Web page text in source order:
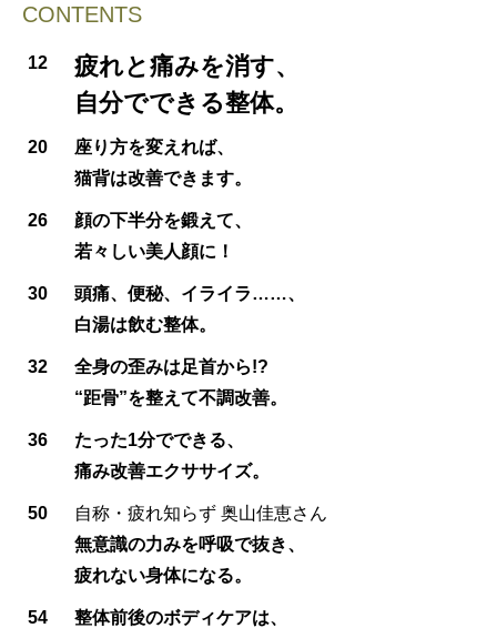
CONTENTS
12
疲れと痛みを消す、
自分でできる整体。
20
座り方を変えれば、
猫背は改善できます。
26
顔の下半分を鍛えて、
若々しい美人顔に！
30
頭痛、便秘、イライラ……、
白湯は飲む整体。
32
全身の歪みは足首から!?
“距骨”を整えて不調改善。
36
たった1分でできる、
痛み改善エクササイズ。
50
自称・疲れ知らず 奥山佳恵さん
無意識の力みを呼吸で抜き、
疲れない身体になる。
54
整体前後のボディケアは、